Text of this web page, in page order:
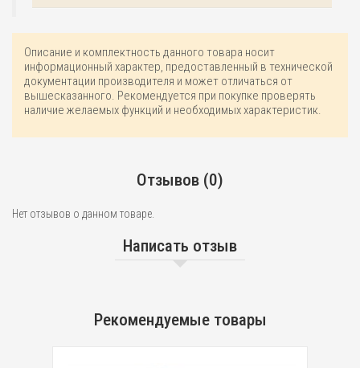
Описание и комплектность данного товара носит
информационный характер, предоставленный в технической
документации производителя и может отличаться от
вышесказанного. Рекомендуется при покупке проверять
наличие желаемых функций и необходимых характеристик.
Отзывов (0)
Нет отзывов о данном товаре.
Написать отзыв
Рекомендуемые товары